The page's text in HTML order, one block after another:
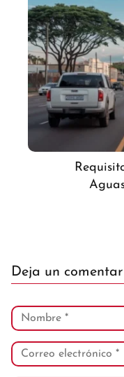
Deja un